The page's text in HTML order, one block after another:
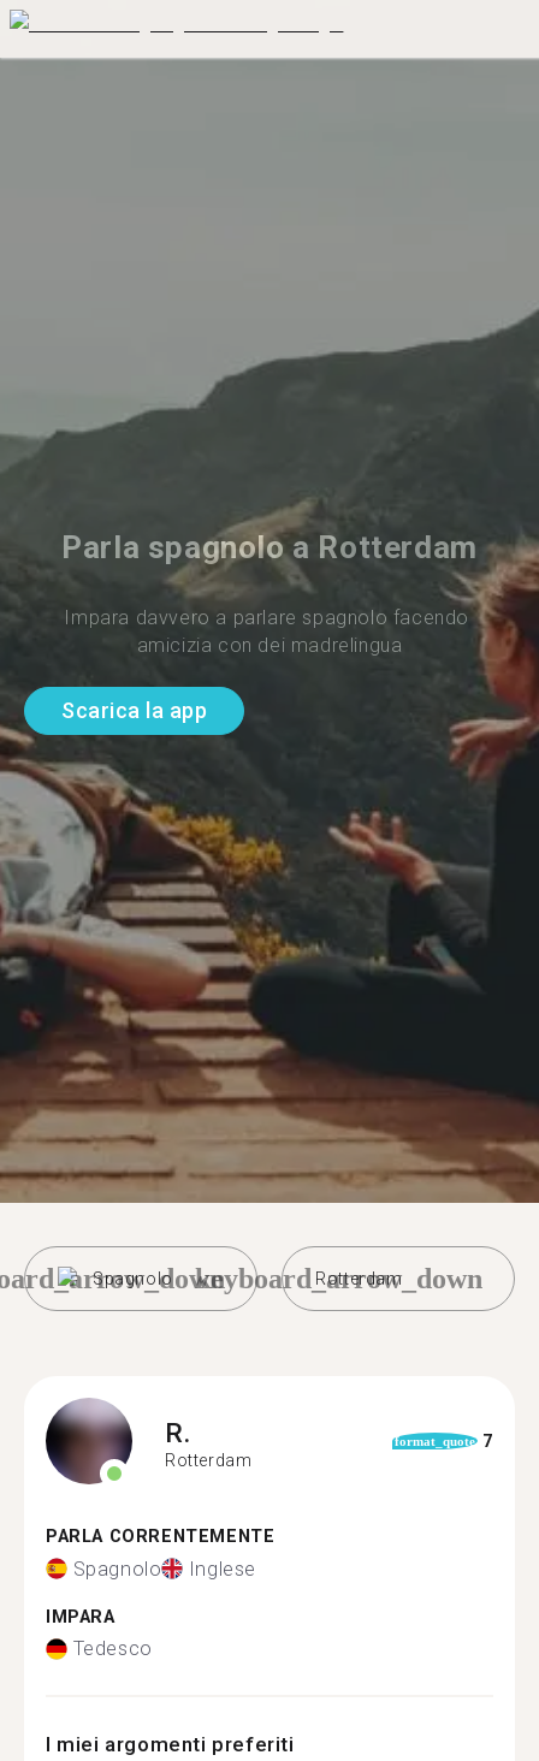
Parla spagnolo a Rotterdam
Impara davvero a parlare spagnolo facendo
amicizia con dei madrelingua
Scarica la app
Spagnolo Rotterdam
keyboard_arrow_down
R.
Rotterdam
format_quote 7
PARLA CORRENTEMENTE
Spagnolo Inglese
IMPARA
Tedesco
I miei argomenti preferiti